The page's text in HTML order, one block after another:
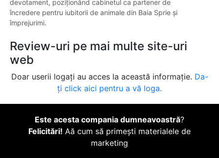
devotament, poziționând cabinetul ca partener de
încredere pentru iubitorii de animale din Baia Sprie și
împrejurimi.
Review-uri pe mai multe site-uri
web
Doar userii logați au acces la această informație. Da-
ți click aici pentru a vă loga.
Este acesta compania dumneavoastră?
Felicitări! Aă cum să primești materialele de
marketing